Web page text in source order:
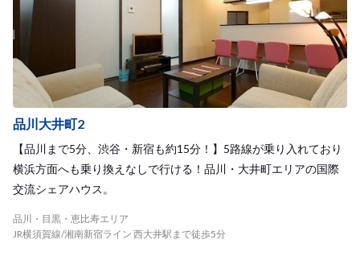
品川大井町2
【品川まで5分、渋谷・新宿も約15分！】5路線が乗り入れており
横浜方面へも乗り換えなしで行ける！品川・大井町エリアの国際
交流シェアハウス。
品川・目黒・恵比寿エリア
JR横須賀線/湘南新宿ライン 西大井駅まで徒歩5分